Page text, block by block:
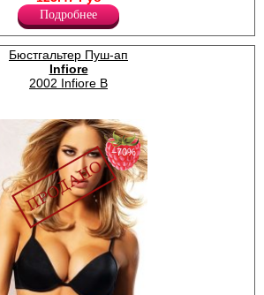
Подробнее
Бюстгальтер Пуш-ап
Infiore
2002 Infiore B
−70%